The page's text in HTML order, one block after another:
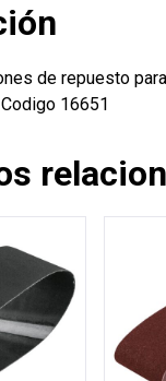
de repuesto
16651